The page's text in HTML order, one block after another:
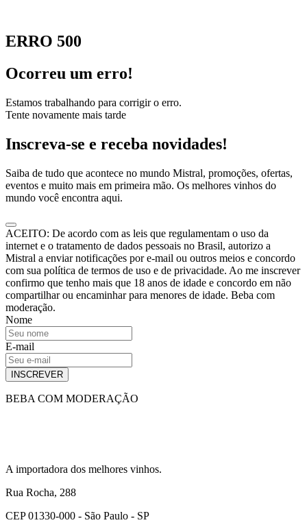
ERRO 500
Ocorreu um erro!
Estamos trabalhando para corrigir o erro.
Tente novamente mais tarde
Inscreva-se e receba novidades!
Saiba de tudo que acontece no mundo Mistral, promoções, ofertas,
eventos e muito mais em primeira mão. Os melhores vinhos do
mundo você encontra aqui.
ACEITO: De acordo com as leis que regulamentam o uso da
internet e o tratamento de dados pessoais no Brasil, autorizo a
Mistral a enviar notificações por e-mail ou outros meios e concordo
com sua política de termos de uso e de privacidade. Ao me inscrever
confirmo que tenho mais que 18 anos de idade e concordo em não
compartilhar ou encaminhar para menores de idade. Beba com
moderação.
Nome
E-mail
INSCREVER
BEBA COM MODERAÇÃO
A importadora dos melhores vinhos.
Rua Rocha, 288
CEP 01330-000 - São Paulo - SP